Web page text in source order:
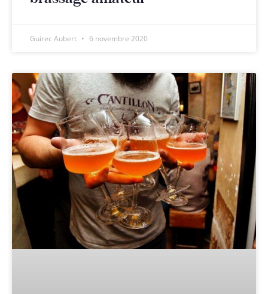
Guirec Aubert 6 novembre 2020